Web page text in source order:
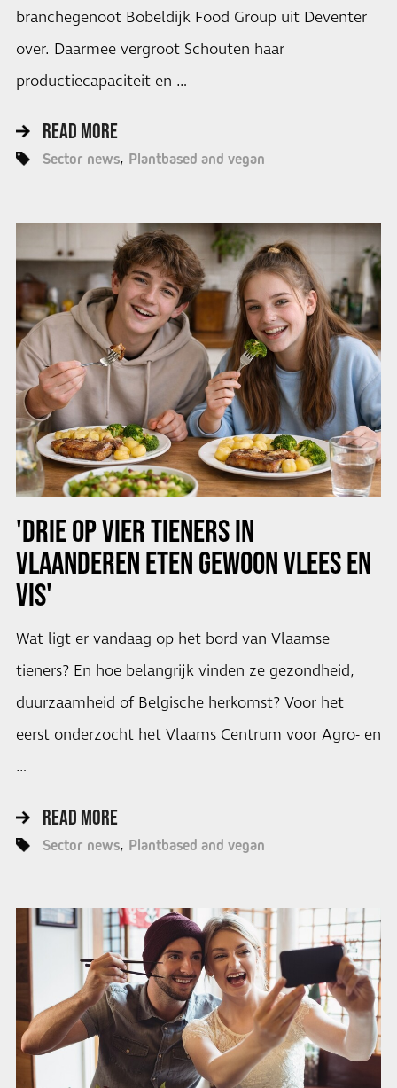
branchegenoot Bobeldijk Food Group uit Deventer
over. Daarmee vergroot Schouten haar
productiecapaciteit en …
READ MORE
Sector news Plantbased and vegan
'DRIE OP VIER TIENERS IN
VLAANDEREN ETEN GEWOON VLEES EN
VIS'
Wat ligt er vandaag op het bord van Vlaamse
tieners? En hoe belangrijk vinden ze gezondheid,
duurzaamheid of Belgische herkomst? Voor het
eerst onderzocht het Vlaams Centrum voor Agro- en
…
READ MORE
Sector news Plantbased and vegan